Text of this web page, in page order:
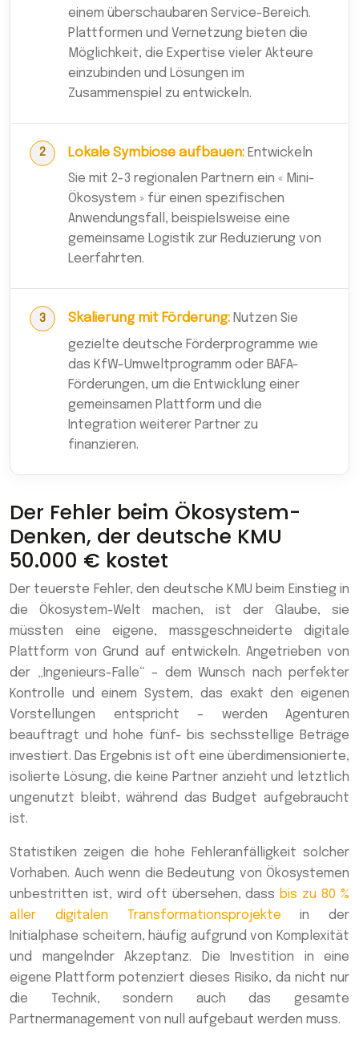
einem überschaubaren Service-Bereich.
Plattformen und Vernetzung bieten die
Möglichkeit, die Expertise vieler Akteure
einzubinden und Lösungen im
Zusammenspiel zu entwickeln.
Lokale Symbiose aufbauen: Entwickeln
Sie mit 2-3 regionalen Partnern ein « Mini-
Ökosystem » für einen spezifischen
Anwendungsfall, beispielsweise eine
gemeinsame Logistik zur Reduzierung von
Leerfahrten.
Skalierung mit Förderung: Nutzen Sie
gezielte deutsche Förderprogramme wie
das KfW-Umweltprogramm oder BAFA-
Förderungen, um die Entwicklung einer
gemeinsamen Plattform und die
Integration weiterer Partner zu
finanzieren.
Der Fehler beim Ökosystem-
Denken, der deutsche KMU
50.000 € kostet
Der teuerste Fehler, den deutsche KMU beim Einstieg in
die Ökosystem-Welt machen, ist der Glaube, sie
müssten eine eigene, massgeschneiderte digitale
Plattform von Grund auf entwickeln. Angetrieben von
der „Ingenieurs-Falle“ – dem Wunsch nach perfekter
Kontrolle und einem System, das exakt den eigenen
Vorstellungen entspricht – werden Agenturen
beauftragt und hohe fünf- bis sechsstellige Beträge
investiert. Das Ergebnis ist oft eine überdimensionierte,
isolierte Lösung, die keine Partner anzieht und letztlich
ungenutzt bleibt, während das Budget aufgebraucht
ist.
Statistiken zeigen die hohe Fehleranfälligkeit solcher
Vorhaben. Auch wenn die Bedeutung von Ökosystemen
unbestritten ist, wird oft übersehen, dass bis zu 80 %
aller digitalen Transformationsprojekte in der
Initialphase scheitern, häufig aufgrund von Komplexität
und mangelnder Akzeptanz. Die Investition in eine
eigene Plattform potenziert dieses Risiko, da nicht nur
die Technik, sondern auch das gesamte
Partnermanagement von null aufgebaut werden muss.